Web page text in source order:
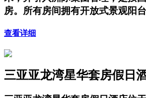
房。所有房间拥有开放式景观阳
查看详细
三亚亚龙湾星华套房假日